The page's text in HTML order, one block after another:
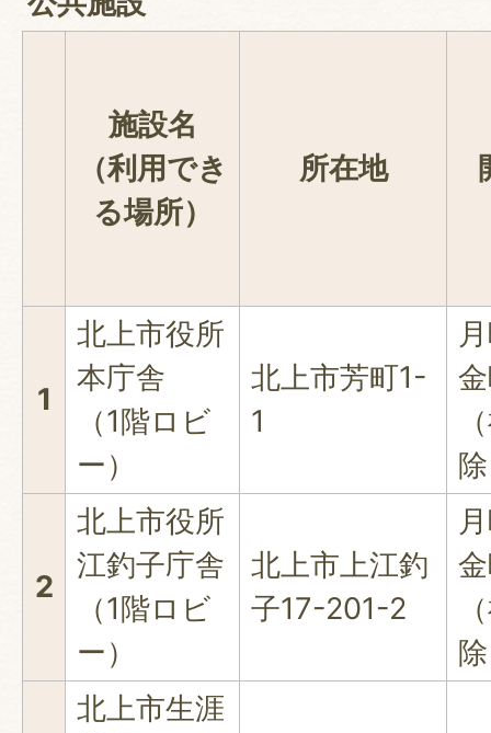
施設名
（利用でき
る場所）
所在地
1
北上市役所
本庁舎
（1階ロビ
ー）
北上市芳町1-
1
2
北上市役所
江釣子庁舎
（1階ロビ
ー）
北上市上江釣
子17-201-2
北上市生涯